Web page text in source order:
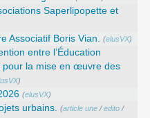
Saperlipopette et
Associatif Boris Vian. (elusVX)
entre l’Éducation
pour la mise en œuvre des
)
(elusVX)
urbains. (article une /edito /